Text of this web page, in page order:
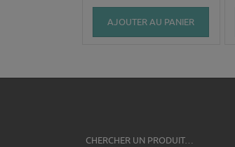
AJOUTER AU PANIER
CHERCHER UN PRODUIT…